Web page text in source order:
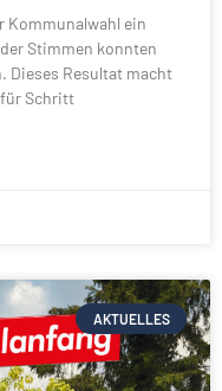
Kommunalwahl ein
Stimmen konnten
Dieses Resultat macht
Schritt
AKTUELLES